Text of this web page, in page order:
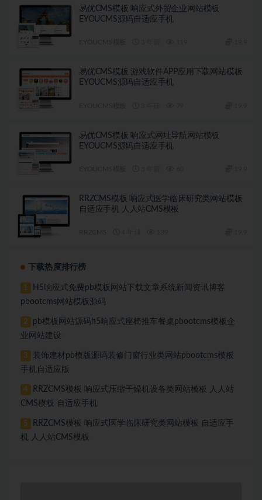
易优CMS模板 响应式外贸企业网站模板
EYOUCMS源码自适应手机
易优CMS模板 游戏软件APP应用下载网站模板
EYOUCMS源码自适应手机
易优CMS模板 响应式网址导航网站模板
EYOUCMS源码自适应手机
RRZCMS模板 响应式医学临床研究类网站模板
自适应手机 人人站CMS模板
下载热度排行榜
1
H5响应式免费pb模板网站下载文章系统新闻资讯博客
pbootcms网站模板源码
2
pb模板网站源码h5响应式座椅推车餐桌pbootcms模板企
业网站建设
3
装饰建材pb模版源码装修门窗行业类网站pbootcms模板
手机自适应版
4
RRZCMS模板 响应式压缩干燥机设备类网站模板 人人站
CMS模板 自适应手机
5
RRZCMS模板 响应式医学临床研究类网站模板 自适应手
机 人人站CMS模板